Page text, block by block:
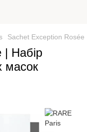
Sachet Exception Rosée
| Набір
масок